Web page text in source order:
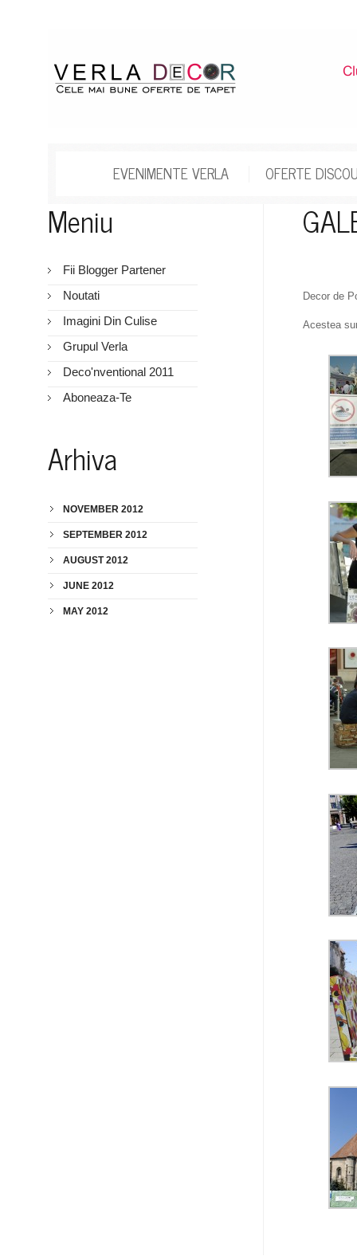
EVENIMENTE VERLA OFERTE
Decor de
Acestea
Meniu
Fii Blogger Partener
Noutati
Imagini Din Culise
Grupul Verla
Deco'nventional 2011
Aboneaza-Te
Arhiva
NOVEMBER 2012
SEPTEMBER 2012
AUGUST 2012
JUNE 2012
MAY 2012